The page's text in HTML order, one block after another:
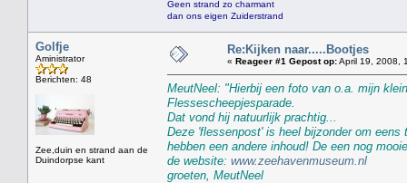
Geen strand zo charmant
dan ons eigen Zuiderstrand
Golfje
Aministrator
Berichten: 48
Zee,duin en strand aan de
Duindorpse kant
Re:Kijken naar.....Bootjes
« Reageer #1 Gepost op:April 19, 2008,
MeutNeel: "Hierbij een foto van o.a. mijn
Flessescheepjesparade.
Dat vond hij natuurlijk prachtig...
Deze 'flessenpost' is heel bijzonder om
hebben een andere inhoud! De een nog
de website: www.zeehavenmuseum.nl
groeten, MeutNeel